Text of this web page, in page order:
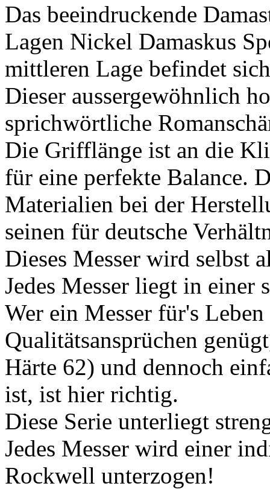
Das beeindruckende
Lagen Nickel Damaskus
mittleren Lage befindet
Dieser aussergewöhnlich
sprichwörtliche
Die Grifflänge ist an die
für eine perfekte Balance.
Materialien bei der
seinen für deutsche
Dieses Messer wird selbst
Jedes Messer liegt in einer
Wer ein Messer für's
Qualitätsansprüchen
Härte 62) und dennoch
ist, ist hier richtig.
Diese Serie unterliegt
Jedes Messer wird einer
Rockwell unterzogen!